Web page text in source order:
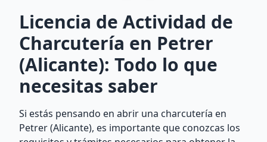
Licencia de Actividad de
Charcutería en Petrer
(Alicante): Todo lo que
necesitas saber
Si estás pensando en abrir una charcutería en
Petrer (Alicante), es importante que conozcas los